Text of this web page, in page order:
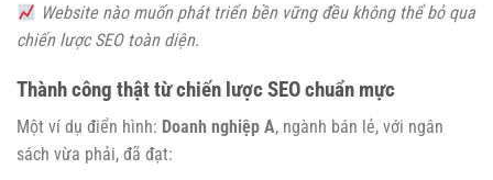
Website nào muốn phát triển bền vững đều không thể bỏ qua
chiến lược SEO toàn diện.
Thành công thật từ chiến lược SEO chuẩn mực
Một ví dụ điển hình: Doanh nghiệp A, ngành bán lẻ, với ngân
sách vừa phải, đã đạt: